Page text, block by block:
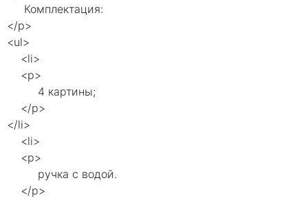
Комплектация:
</p>
<ul>
<li>
<p>
4 картины;
</p>
</li>
<li>
<p>
ручка с водой.
</p>